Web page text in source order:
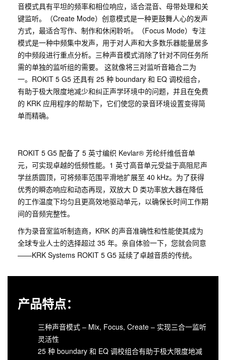
音模式具有平坦的频率和相位响应，适合混音、母带处理和关
键监听。（Create Mode）创意模式是一种更鼓舞人心的发声
方式，最适合写作、制作和休闲聆听。（Focus Mode）专注
模式是一种中频集中发声，用于对人声和大多数乐器能量居多
的中频段进行重点分析。三种声音模式消除了针对不同任务所
需的单独的监听组的需要。 这就像将三对监听音箱合二为
一。ROKIT 5 G5 还具有 25 种 boundary 和 EQ 调校组合，
有助于极大限度地减少和纠正声学环境中的问题，并且在免费
的 KRK 应用程序的帮助下，它们使您的录音环境设置变得简
单而精确。
ROKIT 5 G5 配备了 5 英寸编织 Kevlar® 芳纶纤维低音单
元，可实现卓越的低频性能。1 英寸高音单元受益于高阻尼声
学丝质圆顶，可将频率范围平滑地扩展至 40 kHz。为了获得
优秀的瞬态响应和动态再现，双放大 D 类功率放大器在降低
的工作温度下均匀且更高效地驱动单元，以确保长时间工作期
间的音频完整性。
作为录音室监听制造商，KRK 的声音准确性和性能使其成为
全球专业人士的选择超过 35 年。亲自体验一下，您就会同意
——KRK Systems ROKIT 5 G5 延续了卓越音质的传统。
产品特点：
三种声音模式 – Mix, Focus, Create – 实现三合一监听
灵活性
25 种 boundary 和 EQ 调校组合有助于极大限度地减